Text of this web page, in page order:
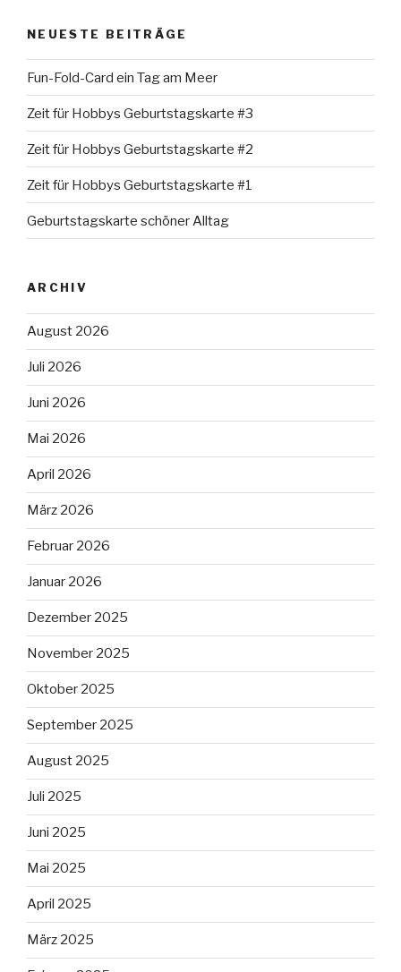
NEUESTE BEITRÄGE
Fun-Fold-Card ein Tag am Meer
Zeit für Hobbys Geburtstagskarte #3
Zeit für Hobbys Geburtstagskarte #2
Zeit für Hobbys Geburtstagskarte #1
Geburtstagskarte schöner Alltag
ARCHIV
August 2026
Juli 2026
Juni 2026
Mai 2026
April 2026
März 2026
Februar 2026
Januar 2026
Dezember 2025
November 2025
Oktober 2025
September 2025
August 2025
Juli 2025
Juni 2025
Mai 2025
April 2025
März 2025